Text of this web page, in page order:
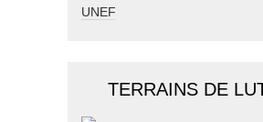
UNEF
TERRAINS DE